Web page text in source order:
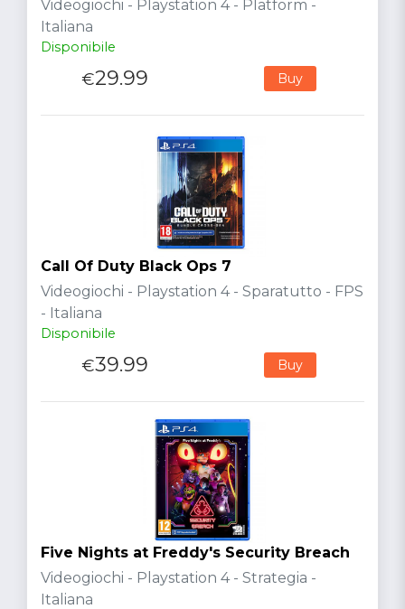
Videogiochi - Playstation 4 - Platform -
Italiana
Disponibile
€29.99 Buy
Call Of Duty Black Ops 7
Videogiochi - Playstation 4 - Sparatutto - FPS
- Italiana
Disponibile
€39.99 Buy
Five Nights at Freddy's Security Breach
Videogiochi - Playstation 4 - Strategia -
Italiana